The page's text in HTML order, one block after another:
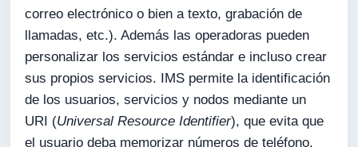
correo electrónico o bien a texto, grabación de
llamadas, etc.). Además las operadoras pueden
personalizar los servicios estándar e incluso crear
sus propios servicios. IMS permite la identificación
de los usuarios, servicios y nodos mediante un
URI (Universal Resource Identifier), que evita que
el usuario deba memorizar números de teléfono,